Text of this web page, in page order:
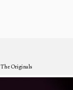
The Originals